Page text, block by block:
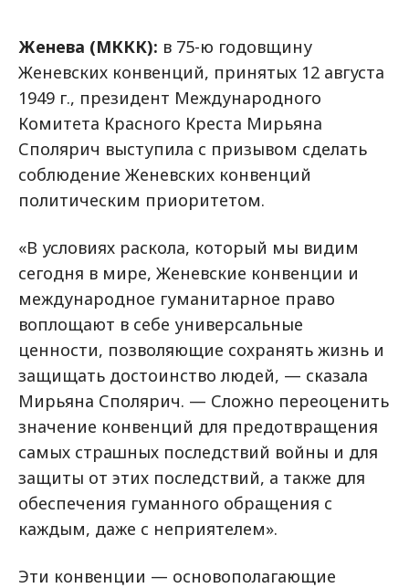
Женева (МККК): в 75-ю годовщину
Женевских конвенций, принятых 12 августа
1949 г., президент Международного
Комитета Красного Креста Мирьяна
Сполярич выступила с призывом сделать
соблюдение Женевских конвенций
политическим приоритетом.
«В условиях раскола, который мы видим
сегодня в мире, Женевские конвенции и
международное гуманитарное право
воплощают в себе универсальные
ценности, позволяющие сохранять жизнь и
защищать достоинство людей, — сказала
Мирьяна Сполярич. — Сложно переоценить
значение конвенций для предотвращения
самых страшных последствий войны и для
защиты от этих последствий, а также для
обеспечения гуманного обращения с
каждым, даже с неприятелем».
Эти конвенции — основополагающие